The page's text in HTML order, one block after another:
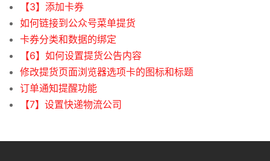
【3】添加卡券
如何链接到公众号菜单提货
卡券分类和数据的绑定
【6】如何设置提货公告内容
修改提货页面浏览器选项卡的图标和标题
订单通知提醒功能
【7】设置快递物流公司